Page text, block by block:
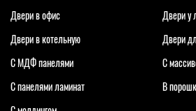
Двери в офис
Двери у
Двери в котельную
Двери
С МДФ панелями
С
С панелями ламинат
В